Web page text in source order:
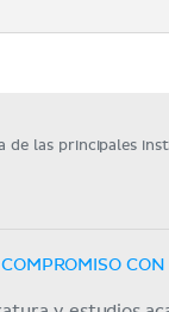
de las principales